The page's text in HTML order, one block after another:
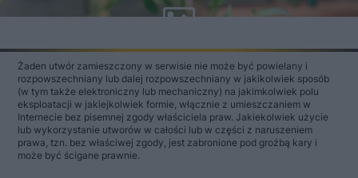
Żaden utwór zamieszczony w serwisie nie może być powielany i
rozpowszechniany lub dalej rozpowszechniany w jakikolwiek sposób
(w tym także elektroniczny lub mechaniczny) na jakimkolwiek polu
eksploatacji w jakiejkolwiek formie, włącznie z umieszczaniem w
Internecie bez pisemnej zgody właściciela praw. Jakiekolwiek użycie
lub wykorzystanie utworów w całości lub w części z naruszeniem
prawa, tzn. bez właściwej zgody, jest zabronione pod groźbą kary i
może być ścigane prawnie.